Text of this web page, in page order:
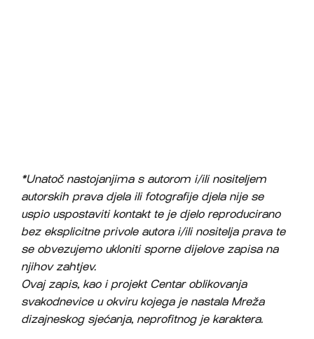
*Unatoč nastojanjima s autorom i/ili nositeljem
autorskih prava djela ili fotografije djela nije se
uspio uspostaviti kontakt te je djelo reproducirano
bez eksplicitne privole autora i/ili nositelja prava te
se obvezujemo ukloniti sporne dijelove zapisa na
njihov zahtjev.
Ovaj zapis, kao i projekt Centar oblikovanja
svakodnevice u okviru kojega je nastala Mreža
dizajneskog sjećanja, neprofitnog je karaktera.